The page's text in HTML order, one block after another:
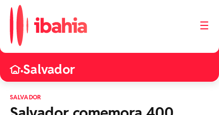
☰
•Salvador
SALVADOR